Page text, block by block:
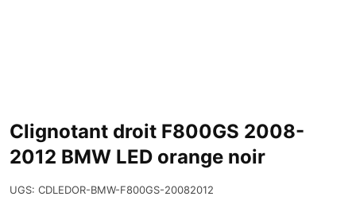
Clignotant droit F800GS 2008-
2012 BMW LED orange noir
UGS: CDLEDOR-BMW-F800GS-20082012